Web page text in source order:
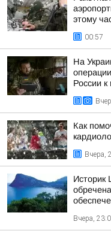
этому
00:57
На
России
Как
Вчера,
Историк
Вчера,